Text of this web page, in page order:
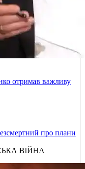
отримав важливу
про плани
ВІЙНА